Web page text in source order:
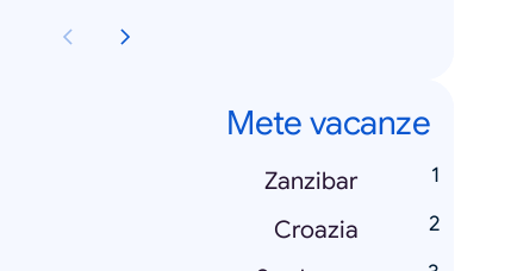
Mete vacanze
Zanzibar
Croazia